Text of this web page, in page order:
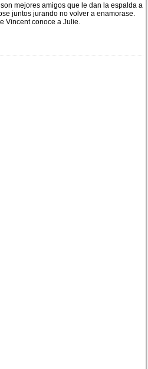
mejores amigos que le dan la espalda a
juntos jurando no volver a enamorase.
Vincent conoce a Julie.